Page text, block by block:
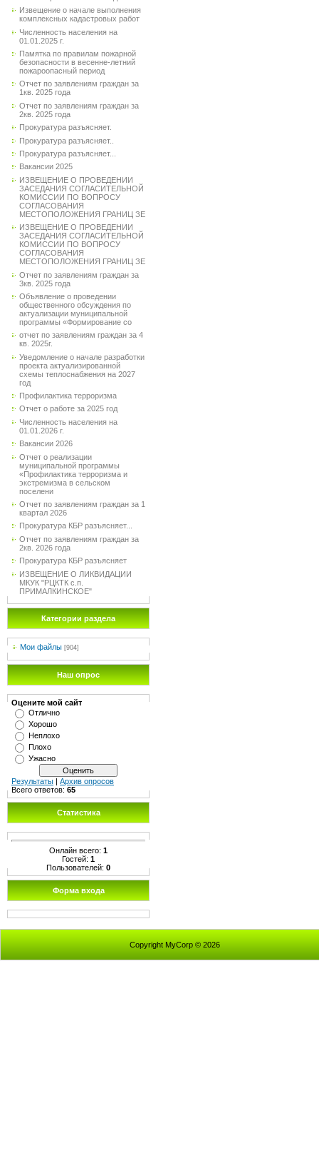
Извещение о начале выполнения
комплексных кадастровых работ
Численность населения на
01.01.2025 г.
Памятка по правилам пожарной
безопасности в весенне-летний
пожароопасный период
Отчет по заявлениям граждан за
1кв. 2025 года
Отчет по заявлениям граждан за
2кв. 2025 года
Прокуратура разъясняет.
Прокуратура разъясняет..
Прокуратура разъясняет...
Вакансии 2025
ИЗВЕЩЕНИЕ О ПРОВЕДЕНИИ
ЗАСЕДАНИЯ СОГЛАСИТЕЛЬНОЙ
КОМИССИИ ПО ВОПРОСУ
СОГЛАСОВАНИЯ
МЕСТОПОЛОЖЕНИЯ ГРАНИЦ ЗЕ
ИЗВЕЩЕНИЕ О ПРОВЕДЕНИИ
ЗАСЕДАНИЯ СОГЛАСИТЕЛЬНОЙ
КОМИССИИ ПО ВОПРОСУ
СОГЛАСОВАНИЯ
МЕСТОПОЛОЖЕНИЯ ГРАНИЦ ЗЕ
Отчет по заявлениям граждан за
3кв. 2025 года
Объявление о проведении
общественного обсуждения по
актуализации муниципальной
программы «Формирование со
отчет по заявлениям граждан за 4
кв. 2025г.
Уведомление о начале разработки
проекта актуализированной
схемы теплоснабжения на 2027
год
Профилактика терроризма
Отчет о работе за 2025 год
Численность населения на
01.01.2026 г.
Вакансии 2026
Отчет о реализации
муниципальной программы
«Профилактика терроризма и
экстремизма в сельском
поселени
Отчет по заявлениям граждан за 1
квартал 2026
Прокуратура КБР разъясняет...
Отчет по заявлениям граждан за
2кв. 2026 года
Прокуратура КБР разъясняет
ИЗВЕЩЕНИЕ О ЛИКВИДАЦИИ
МКУК "РЦКТК с.п.
ПРИМАЛКИНСКОЕ"
Категории раздела
Мои файлы [904]
Наш опрос
Оцените мой сайт
Отлично
Хорошо
Неплохо
Плохо
Ужасно
Результаты | Архив опросов
Всего ответов: 65
Статистика
Онлайн всего: 1
Гостей: 1
Пользователей: 0
Форма входа
Copyright MyCorp © 2026